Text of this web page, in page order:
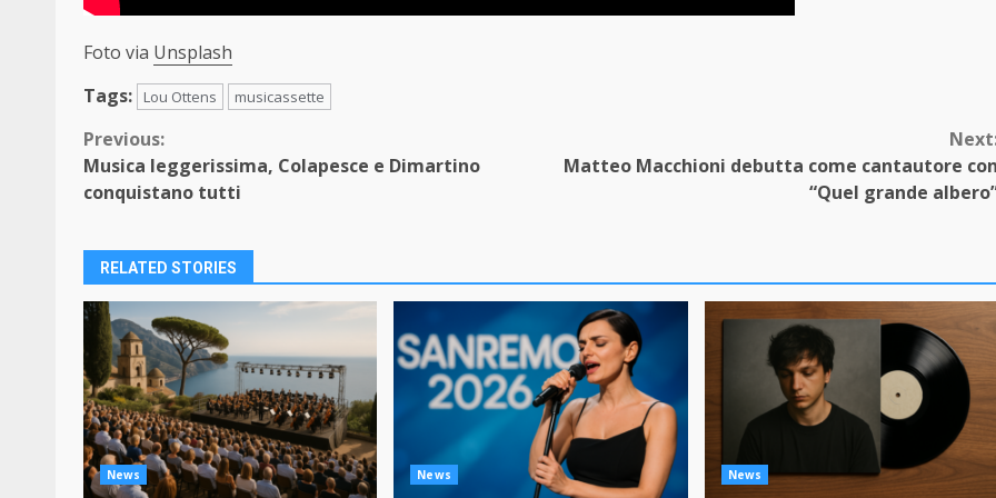
Foto via Unsplash
Tags:
Lou Ottens musicassette
Continue
Reading
Previous:
Musica leggerissima, Colapesce e Dimartino
conquistano tutti
Matteo Macchioni debutta come cantautore con
“Quel grande
RELATED STORIES
News News News